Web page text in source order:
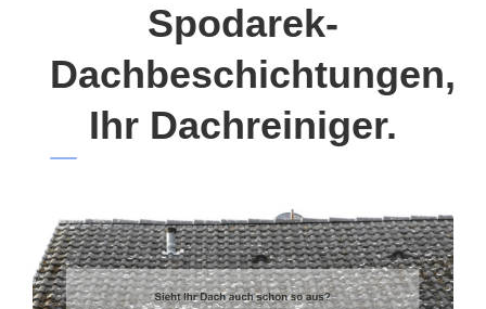
Spodarek-
Dachbeschichtungen,
Ihr Dachreiniger.